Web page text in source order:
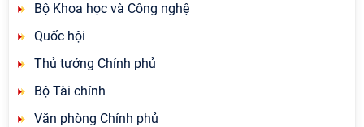
Bộ Khoa học và Công nghệ
Quốc hội
Thủ tướng Chính phủ
Bộ Tài chính
Văn phòng Chính phủ